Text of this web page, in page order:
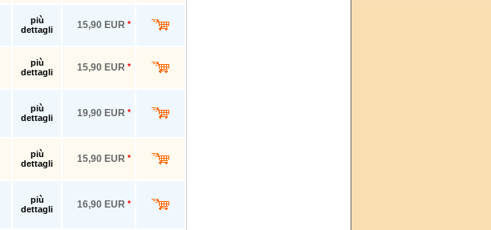
più
dettagli
15,90 EUR *
più
dettagli
15,90 EUR *
più
dettagli
19,90 EUR *
più
dettagli
15,90 EUR *
più
dettagli
16,90 EUR *